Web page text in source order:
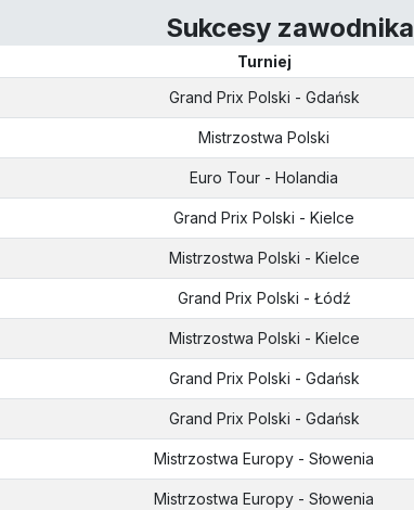
Sukcesy zawodnika
Turniej
Grand Prix Polski - Gdańsk
Mistrzostwa Polski
Euro Tour - Holandia
Grand Prix Polski - Kielce
Mistrzostwa Polski - Kielce
Grand Prix Polski - Łódź
Mistrzostwa Polski - Kielce
Grand Prix Polski - Gdańsk
Grand Prix Polski - Gdańsk
Mistrzostwa Europy - Słowenia
Mistrzostwa Europy - Słowenia